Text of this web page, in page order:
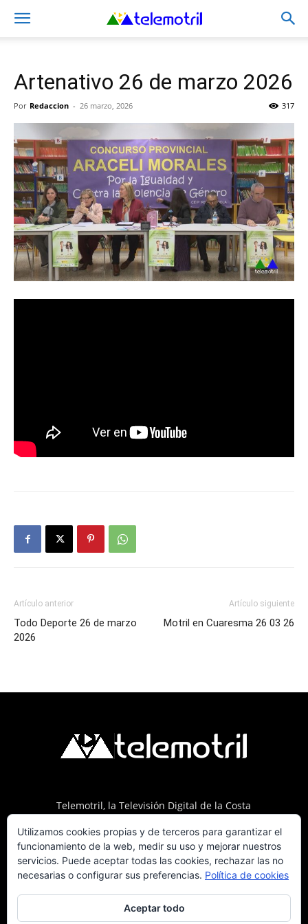
Artenativo 26 de marzo 2026
Por Redaccion - 26 marzo, 2026 317
Artículo anterior
Todo Deporte 26 de marzo
2026
Artículo siguiente
Motril en Cuaresma 26 03 26
Telemotril, la Televisión Digital de la Costa
del 107.7 en OndaSur Motril.
Utilizamos cookies propias y de terceros para garantizar el
funcionamiento de la web, medir su uso y mejorar nuestros
servicios. Puede aceptar todas las cookies, rechazar las no
necesarias o configurar sus preferencias. Política de cookies
Aceptar todo